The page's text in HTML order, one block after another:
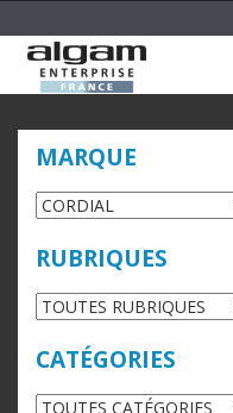
MARQUE
RUBRIQUES
CATÉGORIES